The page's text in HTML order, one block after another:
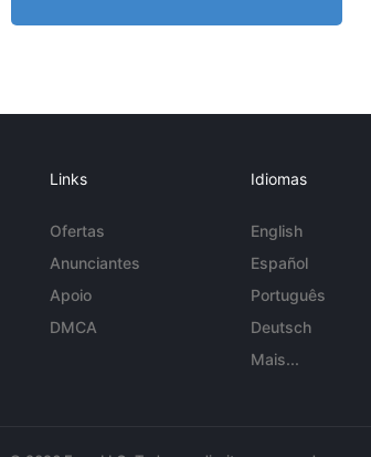
Links
Ofertas
Anunciantes
Apoio
DMCA
Idiomas
English
Español
Português
Deutsch
Mais...